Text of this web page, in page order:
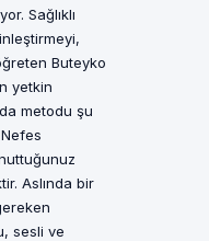
Sağlıklı
Buteyko
yetkin
metodu şu
Aslında bir
sesli ve